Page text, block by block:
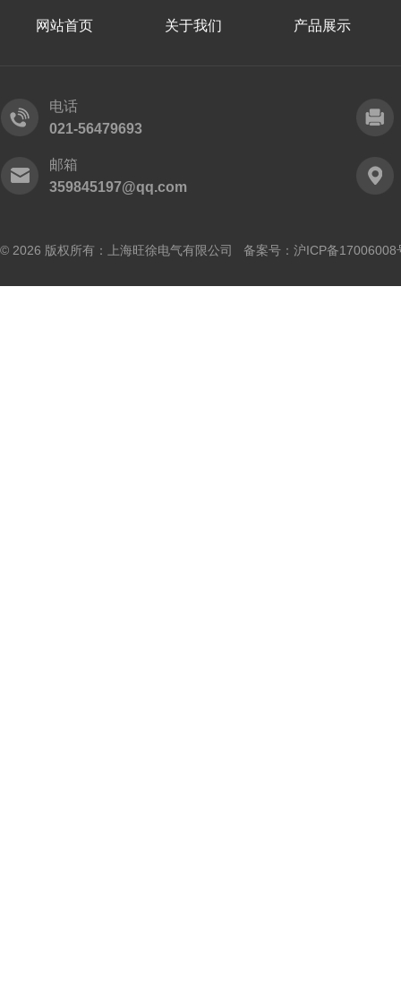
网站首页 关于我们 产品展示
电话
021-56479693
邮箱
359845197@qq.com
© 2026 版权所有：上海旺徐电气有限公司 备案号： 沪ICP备17006008